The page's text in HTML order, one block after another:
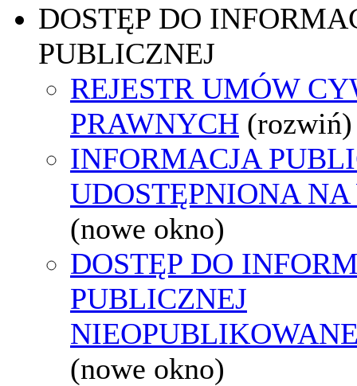
DOSTĘP DO
PUBLICZNEJ
REJESTR UMÓW
PRAWNYCH (rozwiń)
INFORMACJA
UDOSTĘPNIONA
(nowe okno)
DOSTĘP DO
PUBLICZNEJ
(nowe okno)